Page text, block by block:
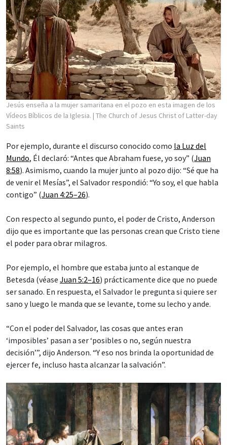
Jesús enseña a la mujer samaritana en el pozo en esta imagen de los
Vídeos Bíblicos de la Iglesia. | The Church of Jesus Christ of Latter-day
Saints
Por ejemplo, durante el discurso conocido como la Luz del
Mundo, Él declaró: “Antes que Abraham fuese, yo soy” (Juan
8:58). Asimismo, cuando la mujer junto al pozo dijo: “Sé que ha
de venir el Mesías”, el Salvador respondió: “Yo soy, el que habla
contigo” (Juan 4:25–26).
Con respecto al segundo punto, el poder de Cristo, Anderson
dijo que es importante que las personas crean que Cristo tiene
el poder para obrar milagros.
Por ejemplo, el hombre que estaba junto al estanque de
Betesda (véase Juan 5:2–16) prácticamente dice que no puede
ser sanado. En respuesta, el Salvador le pregunta si quiere ser
sano y luego le manda que se levante, tome su lecho y ande.
“Con el poder del Salvador, las cosas que antes eran
‘imposibles’ pasan a ser ‘posibles o no, según nuestra
decisión’”, dijo Anderson. “Y eso nos brinda la oportunidad de
ejercer fe, incluso hasta alcanzar la salvación”.